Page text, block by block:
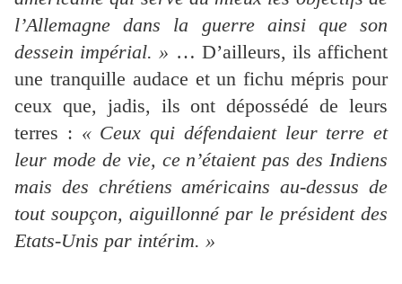
l’Allemagne dans la guerre ainsi que son
dessein impérial. » … D’ailleurs, ils affichent
une tranquille audace et un fichu mépris pour
ceux que, jadis, ils ont dépossédé de leurs
terres : « Ceux qui défendaient leur terre et
leur mode de vie, ce n’étaient pas des Indiens
mais des chrétiens américains au-dessus de
tout soupçon, aiguillonné par le président des
Etats-Unis par intérim. »